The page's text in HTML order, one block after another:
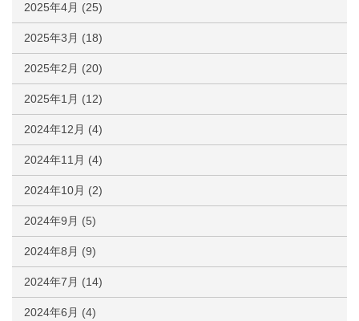
2025年4月 (25)
2025年3月 (18)
2025年2月 (20)
2025年1月 (12)
2024年12月 (4)
2024年11月 (4)
2024年10月 (2)
2024年9月 (5)
2024年8月 (9)
2024年7月 (14)
2024年6月 (4)